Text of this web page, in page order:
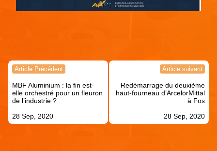
Navigation
l’article
Article Précédent
MBF Aluminium : la fin est-
elle orchestré pour un fleuron
de l’industrie ?
28 Sep, 2020
Article suivant
Redémarrage du deuxième
haut-fourneau d’ArcelorMittal
à Fos
28 Sep, 2020